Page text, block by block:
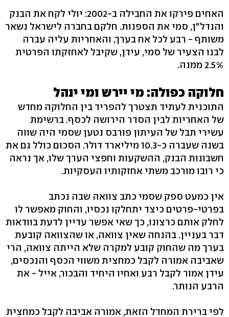
האחים פירקו את החבילה ב-2002: יולי לקח את הבנק
והנדל"ן, סמי את הספנות. חלקם בחברה לישראל נשאר
משותף - רבע לכל אח בערך, והאחריות עליה עברה
לבנו הצעיר של סמי, עידן, שקיבל לאחזקתו הפרטית
2.5% ממנה.
חלוקה כפולה: מי יירש ומי ינהל
התוכנית לעתיד תצטרך להפריד בין החלוקה מחדש
של האחריות לבין הסדר הירושה לכסף. ברשימת
עשירי תבל של העיתון פורבס נטען שסמי היה שווה
בשנה שעברה כ-10.3 מיליארד דולר. הסכום כולל גם את
חשבונות הבנק, ההשקעות וחפצי הערך שלו, אך נראה
כי רובו מורכב משתי אחזקותיו העסקיות.
אין כמעט ספק שסמי כתב צוואה שבה נכתב
בפרטי-פרטים כיצד יתחלקו נכסיו, והחוק מאפשר לו
לחלק אותם כרצונו, כך שאי אפשר עדיין לדעת בוודאות
דבר בעניין. בהנחה שאין צוואה, או שהצוואה קובעת
בערך מה שהחוק קובע למקרה שלא הייתה צוואה, הרי
שאביבה אמורה לקבל כמחצית משווי הכסף והנכסים,
עידן אמור לקבל רבע ואחיו היחיד והבכור, אייל - את
הרבע הנותר.
לפי ברירת המחדל הזאת, אמורה אביבה לקבל כמחצית